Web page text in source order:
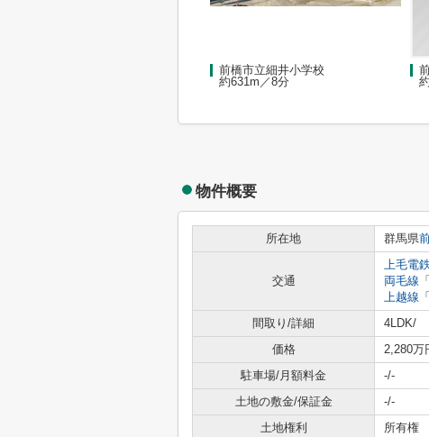
前橋市立細井小学校
約631m／8分
物件概要
所在地 群馬県
交通
上毛電
両毛線 「
上越線 「
間取り/詳細
4LDK/
価格
2,280万
駐車場/月額料金
-/-
土地の敷金/保証金
-/-
土地権利
所有権